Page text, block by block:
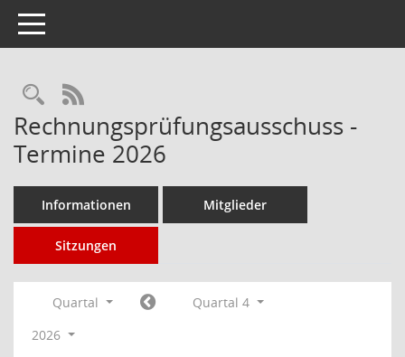
Toggle navigation
Rechercheauswahl
RSS-Feed
Rechnungsprüfungsausschuss -
Termine 2026
Informationen Mitglieder
Sitzungen
Quartal
Quartal 4
2026